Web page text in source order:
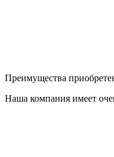
Преимущества
Наша компания имеет